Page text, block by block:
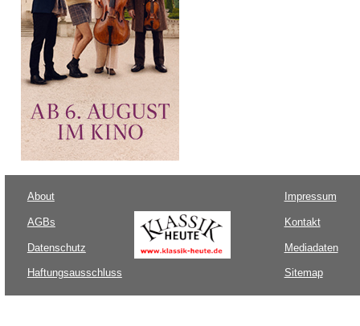
About
AGBs
Datenschutz
Haftungsausschluss
Impressum
Kontakt
Mediadaten
Sitemap